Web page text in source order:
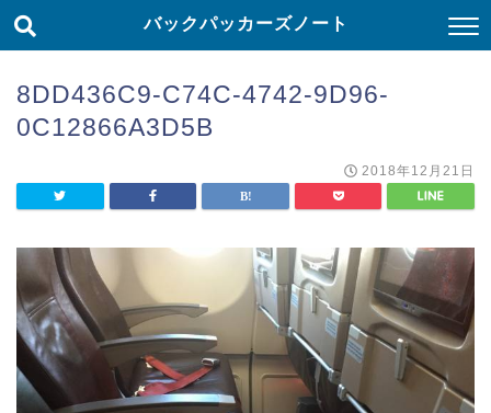
バックパッカーズノート
8DD436C9-C74C-4742-9D96-
0C12866A3D5B
2018年12月21日